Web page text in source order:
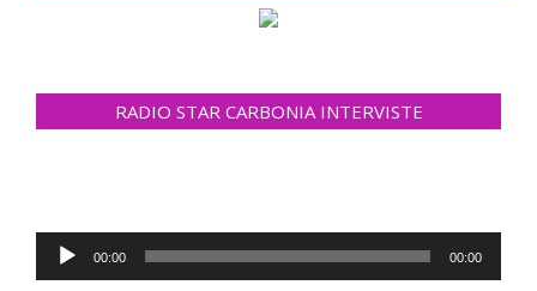
RADIO STAR CARBONIA INTERVISTE
Audio-
Player
00:00 00:00